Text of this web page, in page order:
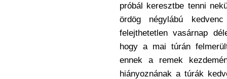
próbál keresztbe tenni
ördög négylábú
felejthetetlen vasárnap
hogy a mai túrán
ennek a remek
hiányoznának a túrák